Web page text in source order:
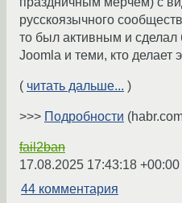
русскоязычного
то был активным и сделал
Joomla и теми, кто делает
( читать дальше... )
>>> Подробности
fail2ban
17.08.2025 17:43:18 +00:00
44 комментария